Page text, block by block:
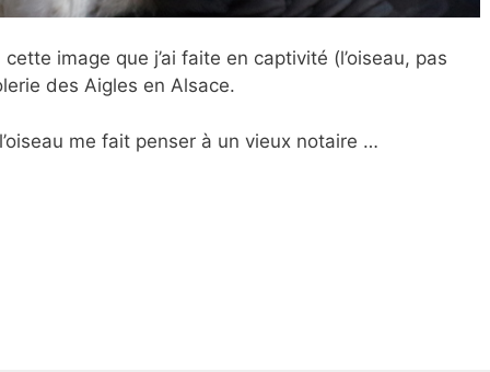
image que j’ai faite en captivité (l’oiseau, pas
des Aigles en Alsace.
me fait penser à un vieux notaire …